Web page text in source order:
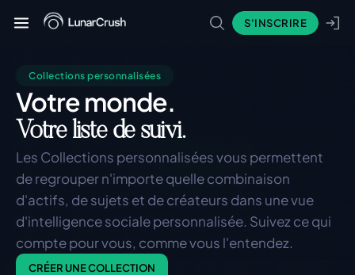
S'INSCRIRE
Collections personnalisées
Votre monde.
Votre liste de suivi.
Les Collections personnalisées vous permettent
de regrouper n'importe quelle combinaison
d'actifs, de sujets et de créateurs dans une vue
d'intelligence sociale personnalisée. Suivez ce qui
compte pour vous, comme vous l'entendez.
CRÉER UNE COLLECTION